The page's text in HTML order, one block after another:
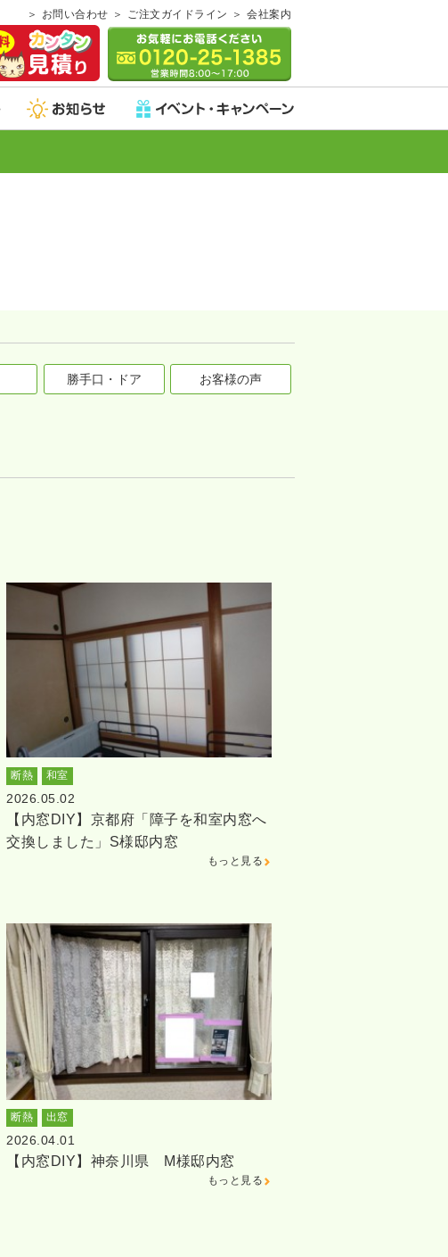
お問い合わせ ご注文ガイドライン 会社案内
勝手口・ドア お客様の声
断熱 和室
2026.05.02
【内窓DIY】京都府「障子を和室内窓へ
交換しました」S様邸内窓
もっと見る
断熱 出窓
2026.04.01
【内窓DIY】神奈川県 M様邸内窓
もっと見る